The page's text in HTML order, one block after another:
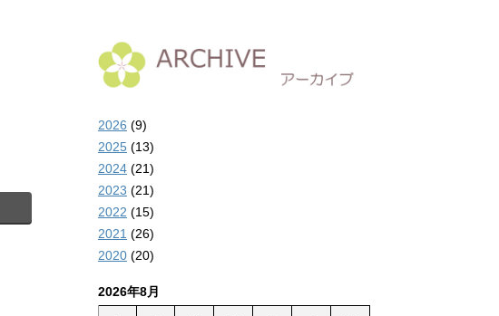
2026 (9)
2025 (13)
2024 (21)
2023 (21)
2022 (15)
2021 (26)
2020 (20)
2026年8月